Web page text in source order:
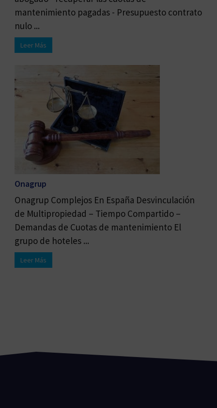
mantenimiento pagadas - Presupuesto contrato
nulo ...
Leer Más
Onagrup
Onagrup Complejos En España Desvinculación
de Multipropiedad – Tiempo Compartido –
Demandas de Cuotas de mantenimiento El
grupo de hoteles ...
Leer Más